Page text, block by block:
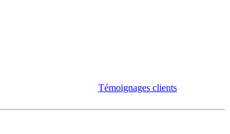
Témoignages clients